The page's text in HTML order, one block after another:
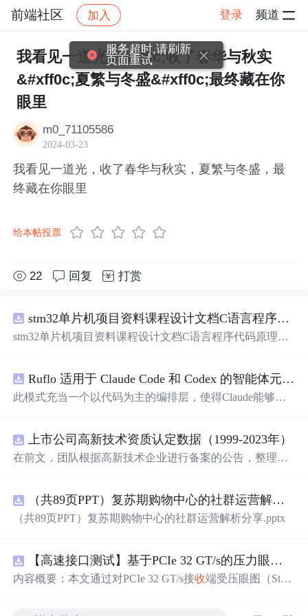
前端社区 加入 登录 频道
社区 前端社区 感慨 帖子详情
我看见一道光&#xff0c;收了春华与秋实
&#xff0c;夏繁与冬盛&#xff0c;最终藏在你
眼里
m0_71105586
2024-03-23
我看见一道光，收了春华与秋实，夏繁与冬盛，最
终藏在你眼里
给本帖投票
22 回复 打赏
stm32单片机项目资料课程设计文档C语言程序代码原理图电路PCB实例用单片机制作多路输入电压表
stm32单片机项目资料课程设计文档C语言程序代码原理图
Ruflo 适用于 Claude Code 和 Codex 的智能体元框架
此模式充当一个以代码为主的编排层，使得Claude能够自
上市公司高新技术资质认定数据（1999-2023年）
在前文，团队根据高新技术企业进行备案的公告，整理了
配，整理上市公司-高新技术资质认定数据，包含认定次
数、初次公告等 一、数据介绍 数据名称：上市公司-高新
办公室 数据说明：包含认定次数、初次公告等 相关数据：
高新技术企业数据库 二、数据指标 年份 股票代码 股票简
称 中文全称 行业名称 行业代码 省份 城市 区县 省份代码
（共89页PPT）复苏期购物中心的社群运营解析分享.pptx
（共89页PPT）复苏期购物中心的社群运营解析分享.pptx
【高速接口测试】基于PCIe 32 GT/s的压力眼图数据驱动分析：多应力参数对眼高眼宽影响的量化研究
内容概要：本文通过对PCIe 32 GT/s接收端受压眼图（Stres
服务超时,请刷新
页面重试